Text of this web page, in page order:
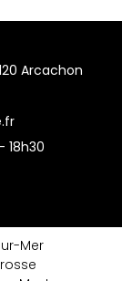
Arcachon
18h30
Mer